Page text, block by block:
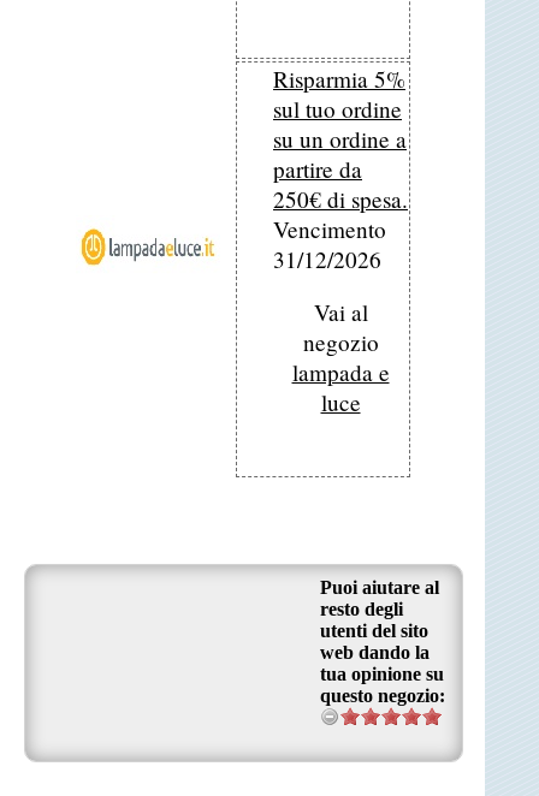
Risparmia 5%
sul tuo ordine
su un ordine a
partire da
250€ di spesa.
Vencimento
31/12/2026
Vai al
negozio
lampada e
luce
Puoi aiutare al
resto degli
utenti del sito
web dando la
tua opinione su
questo negozio: